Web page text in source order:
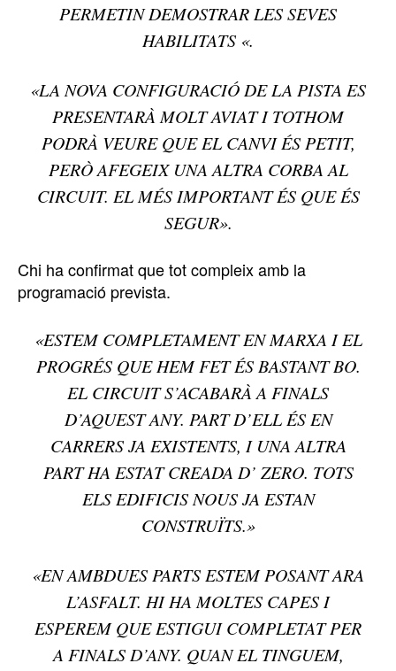
PERMETIN DEMOSTRAR LES SEVES
HABILITATS «.
«LA NOVA CONFIGURACIÓ DE LA PISTA ES
PRESENTARÀ MOLT AVIAT I TOTHOM
PODRÀ VEURE QUE EL CANVI ÉS PETIT,
PERÒ AFEGEIX UNA ALTRA CORBA AL
CIRCUIT. EL MÉS IMPORTANT ÉS QUE ÉS
SEGUR».
Chi ha confirmat que tot compleix amb la
programació prevista.
«ESTEM COMPLETAMENT EN MARXA I EL
PROGRÉS QUE HEM FET ÉS BASTANT BO.
EL CIRCUIT S’ACABARÀ A FINALS
D’AQUEST ANY. PART D’ELL ÉS EN
CARRERS JA EXISTENTS, I UNA ALTRA
PART HA ESTAT CREADA D’ ZERO. TOTS
ELS EDIFICIS NOUS JA ESTAN
CONSTRUÏTS.»
«EN AMBDUES PARTS ESTEM POSANT ARA
L’ASFALT. HI HA MOLTES CAPES I
ESPEREM QUE ESTIGUI COMPLETAT PER
A FINALS D’ANY. QUAN EL TINGUEM,